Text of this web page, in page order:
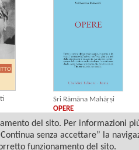
Sri Rāmāna Mahāṛṣi
OPERE
del sito. Per informazioni
senza accettare” la
funzionamento del sito.